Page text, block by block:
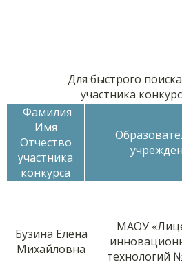
Для быстрого
участника
Фамилия
Имя
Отчество
участника
конкурса
Бузина Елена
Михайловна
МАОУ
технологий